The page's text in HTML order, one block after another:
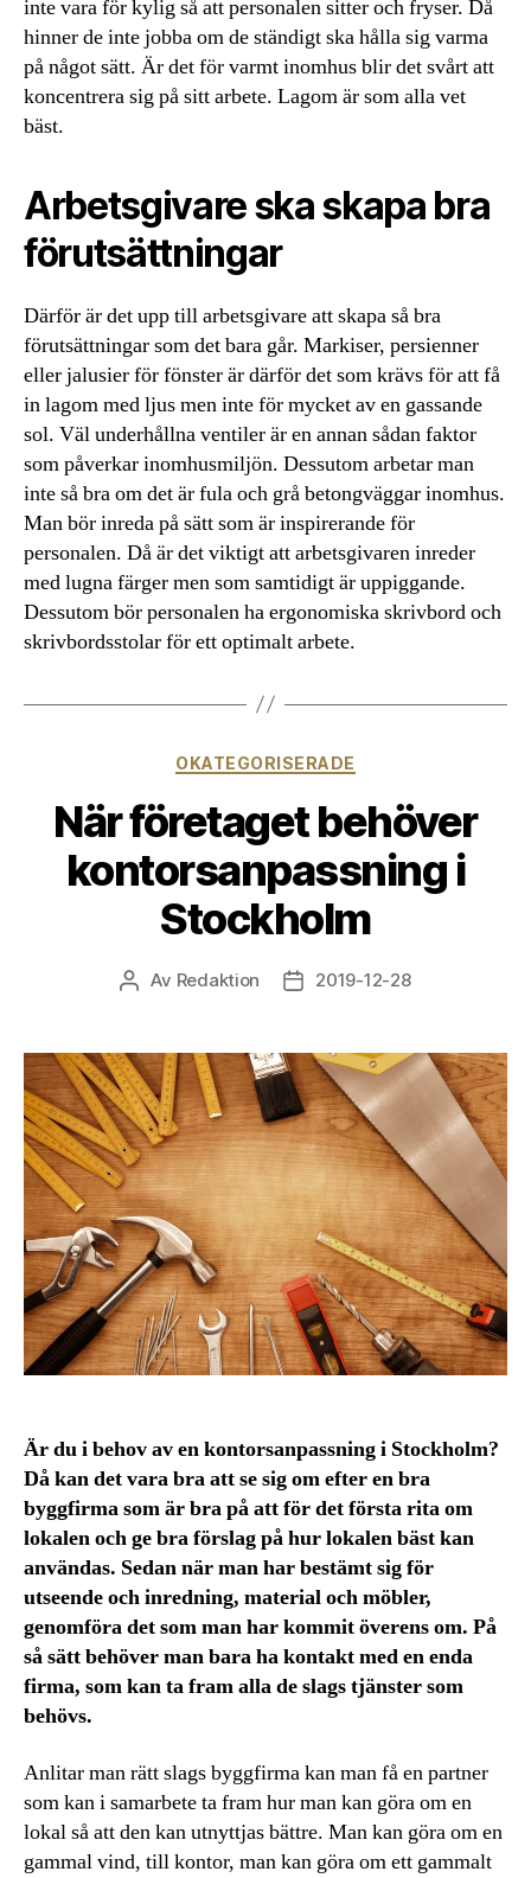
inte vara för kylig så att personalen sitter och fryser. Då
hinner de inte jobba om de ständigt ska hålla sig varma
på något sätt. Är det för varmt inomhus blir det svårt att
koncentrera sig på sitt arbete. Lagom är som alla vet
bäst.
Arbetsgivare ska skapa bra
förutsättningar
Därför är det upp till arbetsgivare att skapa så bra
förutsättningar som det bara går. Markiser, persienner
eller jalusier för fönster är därför det som krävs för att få
in lagom med ljus men inte för mycket av en gassande
sol. Väl underhållna ventiler är en annan sådan faktor
som påverkar inomhusmiljön. Dessutom arbetar man
inte så bra om det är fula och grå betongväggar inomhus.
Man bör inreda på sätt som är inspirerande för
personalen. Då är det viktigt att arbetsgivaren inreder
med lugna färger men som samtidigt är uppiggande.
Dessutom bör personalen ha ergonomiska skrivbord och
skrivbordsstolar för ett optimalt arbete.
Kategorier
OKATEGORISERADE
När företaget behöver
kontorsanpassning i
Stockholm
Inläggsförfattare
Av Redaktion Inläggsdatum
2019-12-28
Är du i behov av en kontorsanpassning i Stockholm?
Då kan det vara bra att se sig om efter en bra
byggfirma som är bra på att för det första rita om
lokalen och ge bra förslag på hur lokalen bäst kan
användas. Sedan när man har bestämt sig för
utseende och inredning, material och möbler,
genomföra det som man har kommit överens om. På
så sätt behöver man bara ha kontakt med en enda
firma, som kan ta fram alla de slags tjänster som
behövs.
Anlitar man rätt slags byggfirma kan man få en partner
som kan i samarbete ta fram hur man kan göra om en
lokal så att den kan utnyttjas bättre. Man kan göra om en
gammal vind, till kontor, man kan göra om ett gammalt